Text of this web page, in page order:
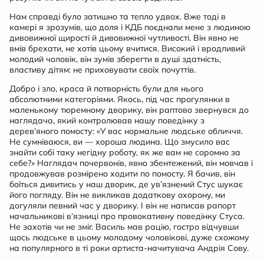
Нам справді було затишно та тепло удвох. Вже тоді в
камері я зрозумів, що доля і КДБ поєднали мене з людиною
дивовижної щирості й дивовижної чутливості. Він явно не
вмів брехати, не хотів цьому вчитися. Високий і вродливий
молодий чоловік, він зумів зберегти в душі здатність,
властиву дітям: не приховувати своїх почуттів.
Добро і зло, краса й потворність були для нього
абсолютними категоріями. Якось, під час прогулянки в
маленькому тюремному дворику, він раптово звернувся до
наглядача, який контролював нашу поведінку з
дерев’яного помосту: «У вас нормальне людське обличчя.
Не сумніваюся, ви — хороша людина. Що змусило вас
знайти собі таку негідну роботу, як же вам не соромно за
себе?» Наглядач почервонів, явно збентежений, він мовчав і
продовжував розмірено ходити по помосту. Я бачив, він
боїться дивитись у наш дворик, де ув’язнений Стус шукає
його погляду. Він не викликав додаткову охорону, ми
догуляли певний час у дворику. І він не написав рапорт
начальникові в’язниці про провокативну поведінку Стуса.
Не захотів чи не зміг. Василь мав рацію, гостро відчувши
щось людське в цьому молодому чоловікові, дуже схожому
на популярного в ті роки артиста-начитувача Андрія Сову.